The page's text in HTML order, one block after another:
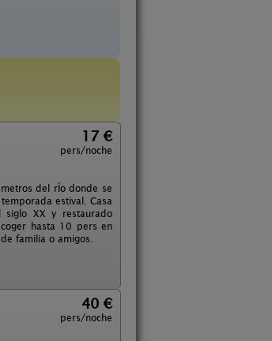
17 €
pers/noche
del rÍo donde se
estival. Casa
XX y restaurado
hasta 10 pers en
familia o amigos.
40 €
pers/noche